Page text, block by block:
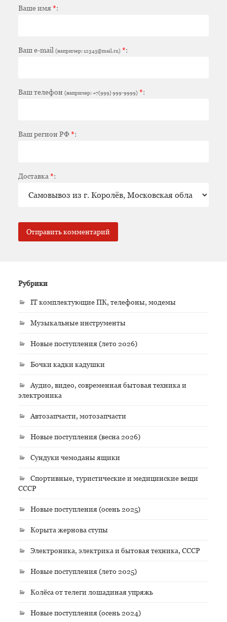
Ваше имя*:
Ваш e-mail (например: 12345@mail.ru) *:
Ваш телефон (например: +7(999) 999-9999) *:
Ваш регион РФ*:
Доставка *:
Рубрики
IT комплектующие ПК, телефоны, модемы
Музыкальные инструменты
Новые поступления (лето 2026)
Бочки кадки кадушки
Аудио, видео, современная бытовая техника и
электроника
Автозапчасти, мотозапчасти
Новые поступления (весна 2026)
Сундуки чемоданы ящики
Спортивные, туристические и медицинские вещи
СССР
Новые поступления (осень 2025)
Корыта жернова ступы
Электроника, электрика и бытовая техника, СССР
Новые поступления (лето 2025)
Колёса от телеги лошадиная упряжь
Новые поступления (осень 2024)